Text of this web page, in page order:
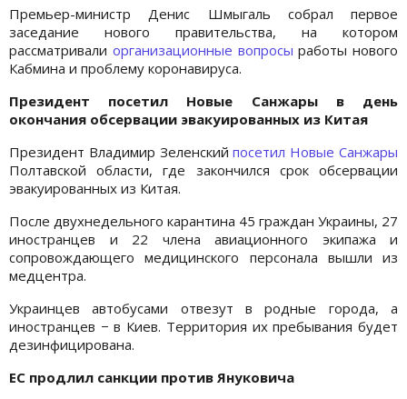
Премьер-министр Денис Шмыгаль собрал первое
заседание нового правительства, на котором
рассматривали организационные вопросы работы нового
Кабмина и проблему коронавируса.
Президент посетил Новые Санжары в день
окончания обсервации эвакуированных из Китая
Президент Владимир Зеленскийпосетил Новые Санжары
Полтавской области, где закончился срок обсервации
эвакуированных из Китая.
После двухнедельного карантина 45 граждан Украины, 27
иностранцев и 22 члена авиационного экипажа и
сопровождающего медицинского персонала вышли из
медцентра.
Украинцев автобусами отвезут в родные города, а
иностранцев − в Киев. Территория их пребывания будет
дезинфицирована.
ЕС продлил санкции против Януковича